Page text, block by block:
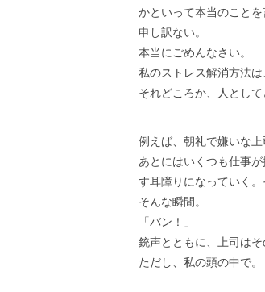
かといって本当のこと
申し訳ない。
本当にごめんなさい。
私のストレス解消方法
それどころか、人とし
例えば、朝礼で嫌いな
あとにはいくつも仕事
す耳障りになっていく
そんな瞬間。
「バン！」
銃声とともに、上司は
ただし、私の頭の中で。